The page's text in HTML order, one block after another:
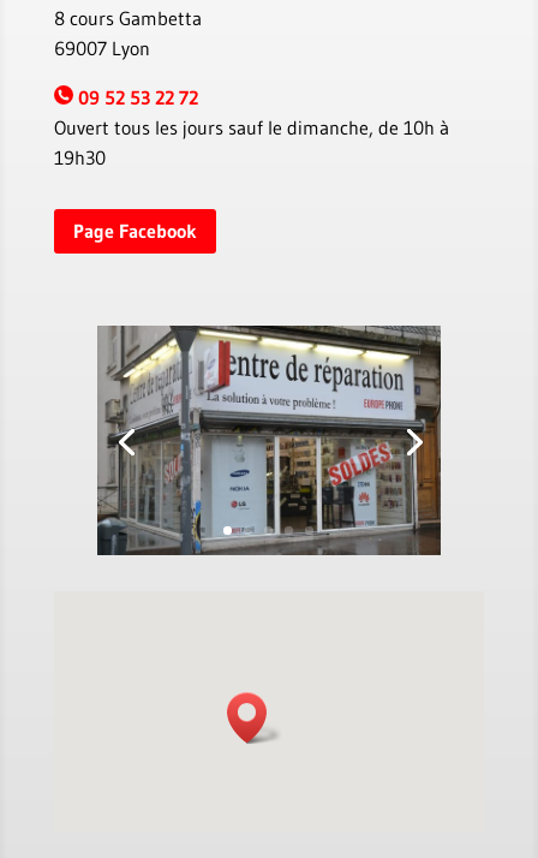
8 cours Gambetta
69007 Lyon
09 52 53 22 72
Ouvert tous les jours sauf le dimanche, de 10h à
19h30
Page Facebook